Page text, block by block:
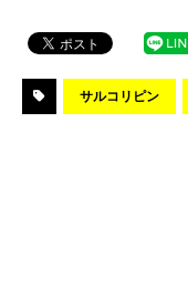
サルコリピン